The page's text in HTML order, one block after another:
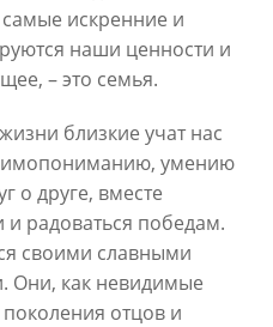
искренние и
наши ценности и
– это семья.
близкие учат нас
умению
о друге, вместе
и радоваться победам.
своими славными
Они, как невидимые
отцов и